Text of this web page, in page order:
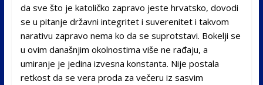
da sve što je katoličko zapravo jeste hrvatsko, dovodi
se u pitanje državni integritet i suverenitet i takvom
narativu zapravo nema ko da se suprotstavi. Bokelji se
u ovim današnjim okolnostima više ne rađaju, a
umiranje je jedina izvesna konstanta. Nije postala
retkost da se vera proda za večeru iz sasvim